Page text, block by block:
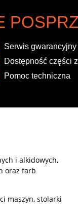
Serwis
Dostępność części
Pomoc techniczna
i alkidowych,
oraz farb
maszyn, stolarki